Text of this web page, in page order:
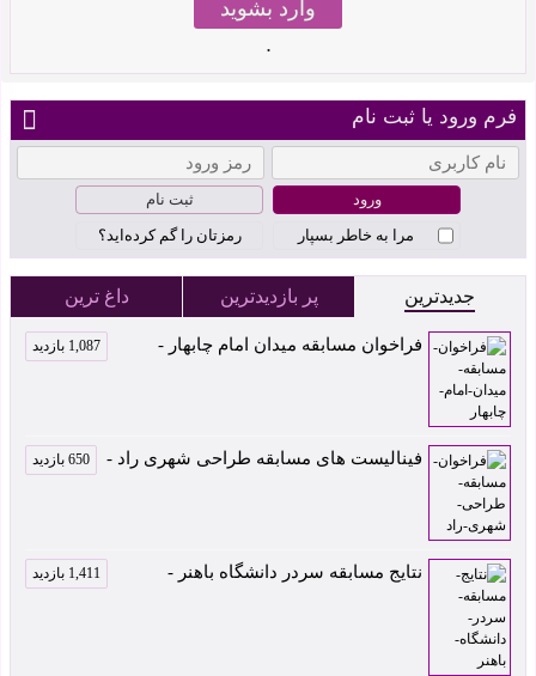
وارد بشوید
.
فرم ورود یا ثبت نام
ثبت نام
مرا به خاطر بسپار
رمزتان را گم کرده‌اید؟
جدیدترین پر بازدیدترین داغ ترین
فراخوان مسابقه میدان امام چابهار - 1,087 بازدید
فینالیست های مسابقه طراحی شهری راد - 650 بازدید
نتایج مسابقه سردر دانشگاه باهنر - 1,411 بازدید